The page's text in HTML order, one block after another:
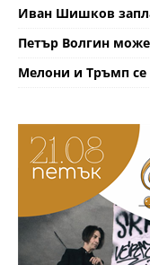
Иван Шишков
Петър Волгин
Мелони и Тръмп се